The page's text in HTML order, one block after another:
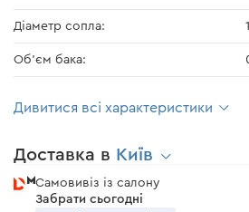
Діаметр сопла:
Об'єм бака:
Дивитися всі характеристики
Доставка в Київ
Самовивіз із салону
Забрати сьогодні